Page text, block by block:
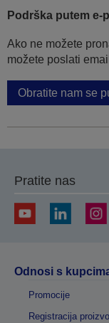
Podrška putem e-
Ako ne možete
možete poslati
Obratite nam se
Pratite nas
Odnosi s
Promocije
Registracija